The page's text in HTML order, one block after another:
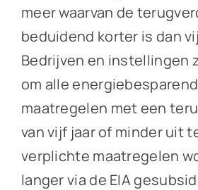
meer waarvan de
beduidend korter is dan
Bedrijven en instellingen
om alle
maatregelen met een
van vijf jaar of minder uit
verplichte maatregelen
langer via de EIA